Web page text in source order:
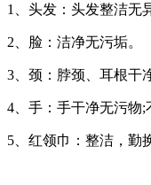
1、头发：头发整洁无
2、脸：洁净无污垢。
3、颈：脖颈、耳根干
4、手：手干净无污物;
5、红领巾：整洁，勤